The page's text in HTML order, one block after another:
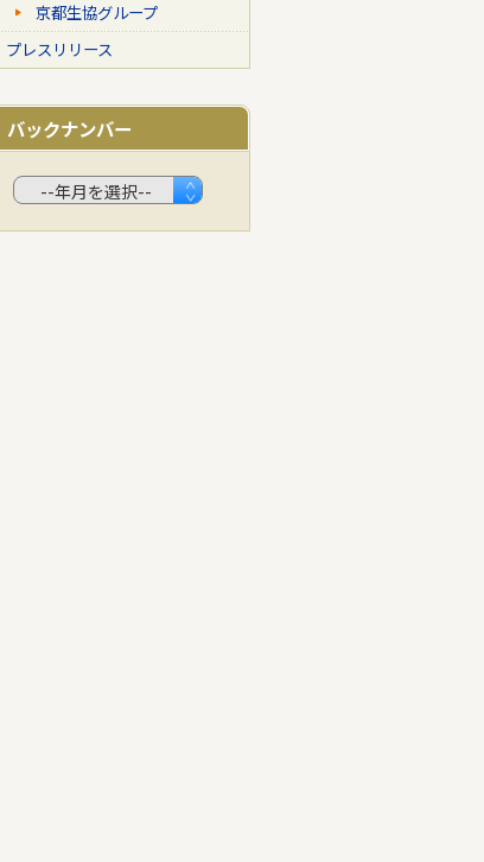
京都生協グループ
プレスリリース
バックナンバー